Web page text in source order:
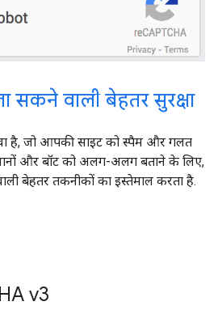
सकने वाली बेहतर सुरक्षा
है, जो आपकी साइट को स्पैम और गलत
और बॉट को अलग-अलग बताने के लिए,
बेहतर तकनीकों का इस्तेमाल करता है.
v3